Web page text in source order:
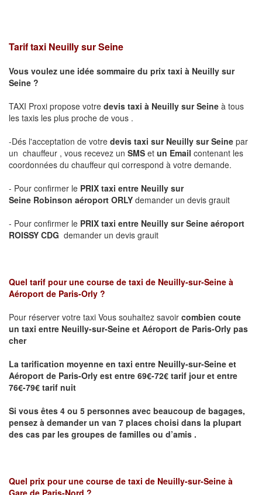
Tarif taxi Neuilly sur Seine
Vous voulez une idée sommaire du prix taxi à Neuilly sur
Seine ?
TAXI Proxi propose votre devis taxi à Neuilly sur Seine à tous
les taxis les plus proche de vous .
-Dés l'acceptation de votre devis taxi sur Neuilly sur Seine par
un chauffeur , vous recevez un SMS et un Email contenant les
coordonnées du chauffeur qui correspond à votre demande.
- Pour confirmer le PRIX taxi entre Neuilly sur
Seine Robinson aéroport ORLY demander un devis grauit
- Pour confirmer le PRIX taxi entre Neuilly sur Seine aéroport
ROISSY CDG demander un devis grauit
Quel tarif pour une course de taxi de Neuilly-sur-Seine à
Aéroport de Paris-Orly ?
Pour réserver votre taxi Vous souhaitez savoir combien coute
un taxi entre Neuilly-sur-Seine et Aéroport de Paris-Orly pas
cher
La tarification moyenne en taxi entre Neuilly-sur-Seine et
Aéroport de Paris-Orly est entre 69€-72€ tarif jour et entre
76€-79€ tarif nuit
Si vous êtes 4 ou 5 personnes avec beaucoup de bagages,
pensez à demander un van 7 places choisi dans la plupart
des cas par les groupes de familles ou d’amis .
Quel prix pour une course de taxi de Neuilly-sur-Seine à
Gare de Paris-Nord ?